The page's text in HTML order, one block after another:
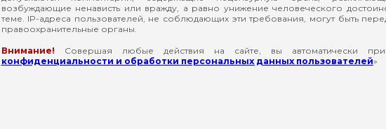
возбуждающие ненависть или вражду, а равно унижение человеческого
теме. IP-адреса пользователей, не соблюдающих эти требования, могут быть
правоохранительные органы.
Внимание! Совершая любые действия на сайте, вы автоматически
конфиденциальности и обработки персональных данных пользователей»